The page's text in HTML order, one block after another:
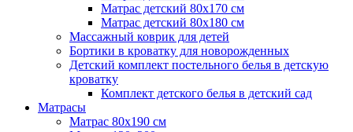
Матрас детский 80х170 см
Матрас детский 80х180 см
Массажный коврик для детей
Бортики в кроватку для новорожденных
Детский комплект постельного белья в детскую
кроватку
Комплект детского белья в детский сад
Матрасы
Матрас 80х190 см